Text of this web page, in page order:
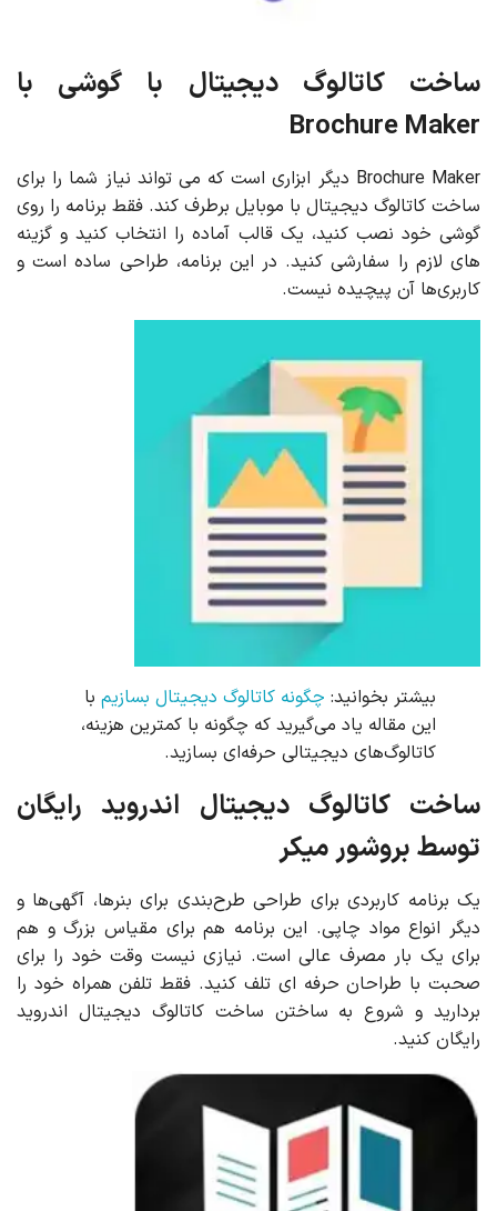
ساخت کاتالوگ دیجیتال با گوشی با
Brochure Maker
Brochure Maker دیگر ابزاری است که می تواند نیاز شما را برای
ساخت کاتالوگ دیجیتال با موبایل برطرف کند. فقط برنامه را روی
گوشی خود نصب کنید، یک قالب آماده را انتخاب کنید و گزینه
های لازم را سفارشی کنید. در این برنامه، طراحی ساده است و
کاربری‌ها آن پیچیده نیست.
بیشتر بخوانید: چگونه کاتالوگ دیجیتال بسازیم با
این مقاله یاد می‌گیرید که چگونه با کمترین هزینه،
کاتالوگ‌های دیجیتالی حرفه‌ای بسازید.
ساخت کاتالوگ دیجیتال اندروید رایگان
توسط بروشور میکر
یک برنامه کاربردی برای طراحی طرح‌بندی برای بنرها، آگهی‌ها و
دیگر انواع مواد چاپی. این برنامه هم برای مقیاس بزرگ و هم
برای یک بار مصرف عالی است. نیازی نیست وقت خود را برای
صحبت با طراحان حرفه ای تلف کنید. فقط تلفن همراه خود را
بردارید و شروع به ساختن ساخت کاتالوگ دیجیتال اندروید
رایگان کنید.